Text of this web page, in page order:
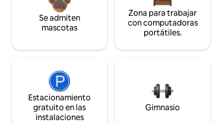
Se admiten
mascotas
Zona para trabajar
con computadoras
portátiles.
Estacionamiento
gratuito en las
instalaciones
Gimnasio